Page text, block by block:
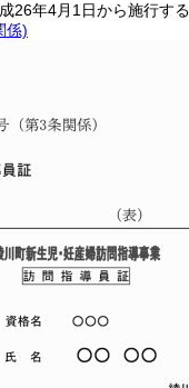
26年4月1日から施行する
係)